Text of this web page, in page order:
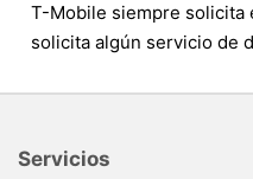
T-Mobile siempre solicita
solicita algún servicio de
Servicios